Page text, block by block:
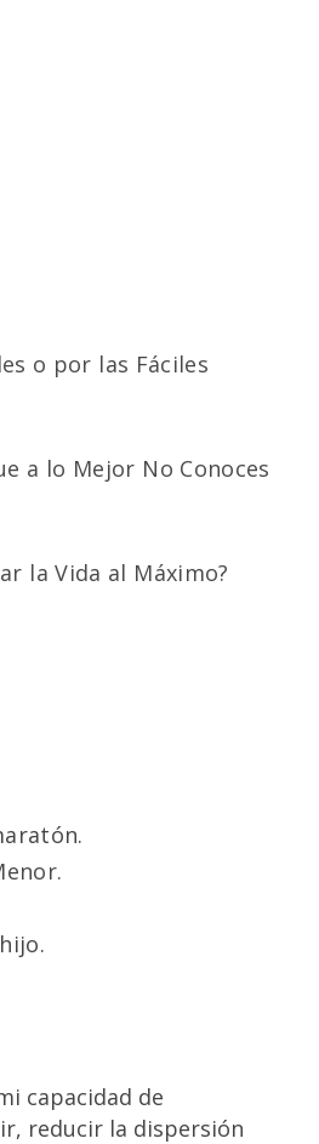
o por las Fáciles
a lo Mejor No Conoces
la Vida al Máximo?
capacidad de
reducir la dispersión